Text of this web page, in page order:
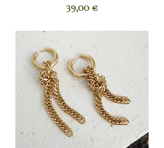
Prix
39,00 €